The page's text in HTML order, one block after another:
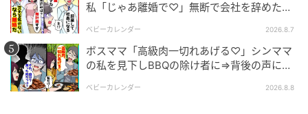
ウーマンエキサイト
私「じゃあ離婚で♡」無断で会社を辞めた元
ベビーカレンダー 2026.8.7
ボスママ「高級肉一切れあげる♡」シンママ
の私を見下しBBQの除け者に⇒背後の声に突
ベビーカレンダー 2026.8.8